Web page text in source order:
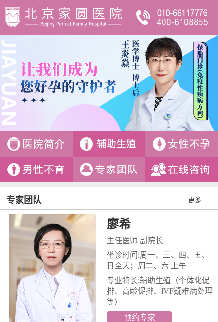
专家团队 更多...
廖希
主任医师 副院长
坐诊时间:周一、三、四、五、
日全天；周二、六 上午
专业特长:辅助生殖 （个体化促
排、高龄促排、IVF疑难病处理
等）
预约专家